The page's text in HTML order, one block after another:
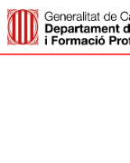
Zum Hauptinhalt